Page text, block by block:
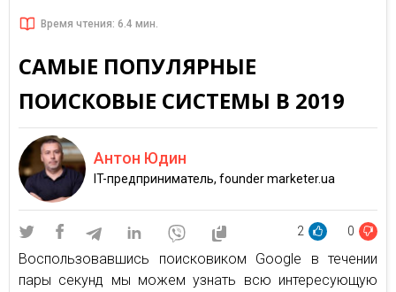
Время чтения: 6.4 мин.
САМЫЕ ПОПУЛЯРНЫЕ
ПОИСКОВЫЕ СИСТЕМЫ В 2019
Антон Юдин
IT-предприниматель, founder marketer.ua
2 0
Воспользовавшись поисковиком Google в течении
пары секунд мы можем узнать всю интересующую